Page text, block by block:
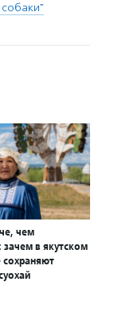
чем
зачем в якутском